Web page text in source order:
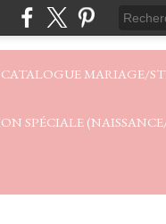
CATALOGUE MARIAGE/
SPÉCIALE